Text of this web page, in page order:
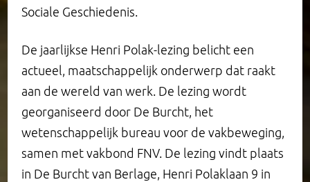
Sociale Geschiedenis.
De jaarlijkse Henri Polak-lezing belicht een
actueel, maatschappelijk onderwerp dat raakt
aan de wereld van werk. De lezing wordt
georganiseerd door De Burcht, het
wetenschappelijk bureau voor de vakbeweging,
samen met vakbond FNV. De lezing vindt plaats
in De Burcht van Berlage, Henri Polaklaan 9 in